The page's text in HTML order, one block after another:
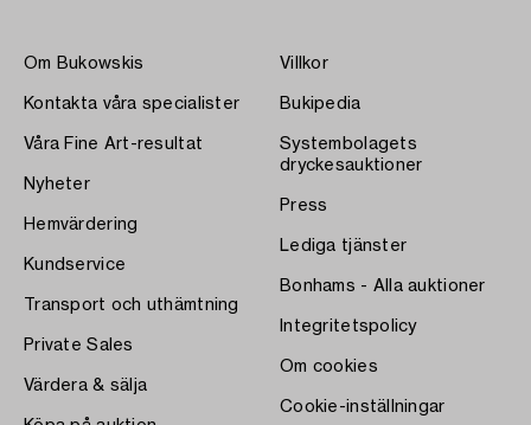
Om Bukowskis
Kontakta våra specialister
Våra Fine Art-resultat
Nyheter
Hemvärdering
Kundservice
Transport och uthämtning
Private Sales
Värdera & sälja
Villkor
Bukipedia
Systembolagets
dryckesauktioner
Press
Lediga tjänster
Bonhams - Alla auktioner
Integritetspolicy
Om cookies
Cookie-inställningar